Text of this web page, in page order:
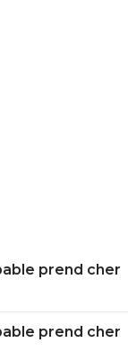
prend cher
prend cher